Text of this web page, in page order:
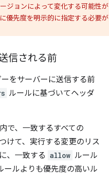
ジョンによって変化する可能性が
優先度を明示的に指定する必要が
信される前
をサーバーに送信する前
ルールに基づいてヘッダ
で、一致するすべての
けて、実行する変更のリス
、一致する allow ルール
ールよりも優先度の高いル